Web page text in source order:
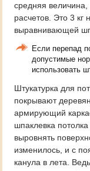
средняя величина,
расчетов. Это 3
выравнивающей
Если перепад
допустимые
использовать
Штукатурка для
покрывают
армирующий
шпаклевка
выровнять
изменилось, и с
канула в лета.